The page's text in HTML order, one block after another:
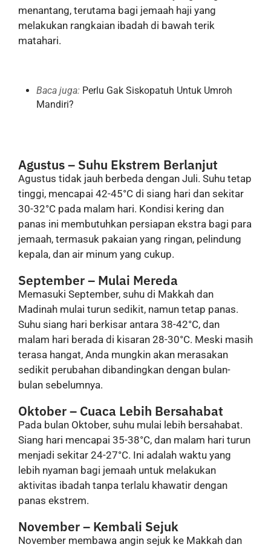
menantang, terutama bagi jemaah haji yang
melakukan rangkaian ibadah di bawah terik
matahari.
Baca juga: Perlu Gak Siskopatuh Untuk Umroh
Mandiri?
Agustus – Suhu Ekstrem Berlanjut
Agustus tidak jauh berbeda dengan Juli. Suhu tetap
tinggi, mencapai 42-45°C di siang hari dan sekitar
30-32°C pada malam hari. Kondisi kering dan
panas ini membutuhkan persiapan ekstra bagi para
jemaah, termasuk pakaian yang ringan, pelindung
kepala, dan air minum yang cukup.
September – Mulai Mereda
Memasuki September, suhu di Makkah dan
Madinah mulai turun sedikit, namun tetap panas.
Suhu siang hari berkisar antara 38-42°C, dan
malam hari berada di kisaran 28-30°C. Meski masih
terasa hangat, Anda mungkin akan merasakan
sedikit perubahan dibandingkan dengan bulan-
bulan sebelumnya.
Oktober – Cuaca Lebih Bersahabat
Pada bulan Oktober, suhu mulai lebih bersahabat.
Siang hari mencapai 35-38°C, dan malam hari turun
menjadi sekitar 24-27°C. Ini adalah waktu yang
lebih nyaman bagi jemaah untuk melakukan
aktivitas ibadah tanpa terlalu khawatir dengan
panas ekstrem.
November – Kembali Sejuk
November membawa angin sejuk ke Makkah dan